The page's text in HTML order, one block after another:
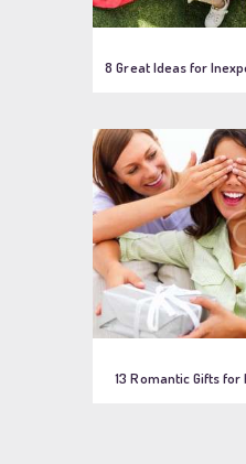
8 Great Ideas for
13 Romantic Gifts for